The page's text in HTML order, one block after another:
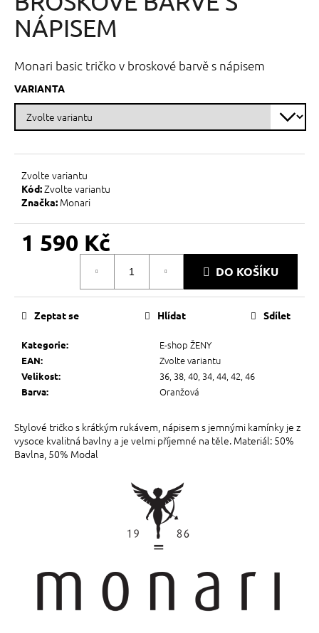
5
hvězdiček.
NÁPISEM
Monari basic tričko v broskové barvě s nápisem
VARIANTA
Zvolte variantu
Kód:Zvolte variantu
Značka: Monari
1 590 Kč
DO KOŠÍKU
Kategorie: E-shop ŽENY
EAN: Zvolte variantu
Velikost: 36, 38, 40, 34, 44, 42, 46
Barva: Oranžová
Zeptat se Hlídat Sdílet
Stylové tričko s krátkým rukávem, nápisem s jemnými kamínky je z
vysoce kvalitná bavlny a je velmi příjemné na těle. Materiál: 50%
Bavlna, 50% Modal
u
j
m
e